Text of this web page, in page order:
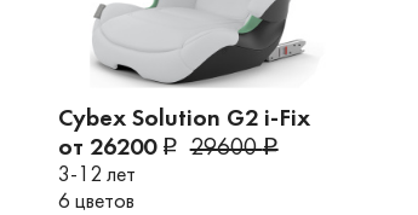
Cybex Solution G2 i-Fix
от 26200
29600
3-12 лет
6 цветов